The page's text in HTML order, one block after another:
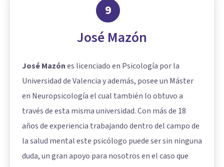
9
José Mazón
José Mazónes licenciado en Psicología por la
Universidad de Valencia y además, posee un Máster
en Neuropsicología el cual también lo obtuvo a
través de esta misma universidad. Con más de 18
años de experiencia trabajando dentro del campo de
la salud mental este psicólogo puede ser sin ninguna
duda, un gran apoyo para nosotros en el caso que